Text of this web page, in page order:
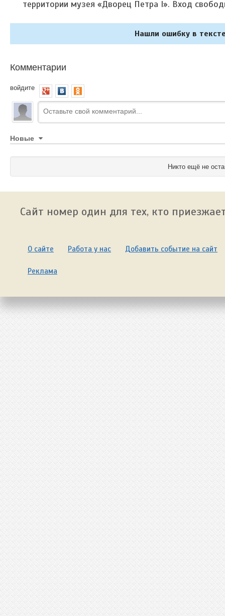
территории музея «Дворец Петра I». Вход
Нашли ошибку в
Комментарии
войдите
Новые
Никто ещё не
Сайт номер один для тех, кто
О сайте Работа у нас Добавить событие на сайт
Реклама